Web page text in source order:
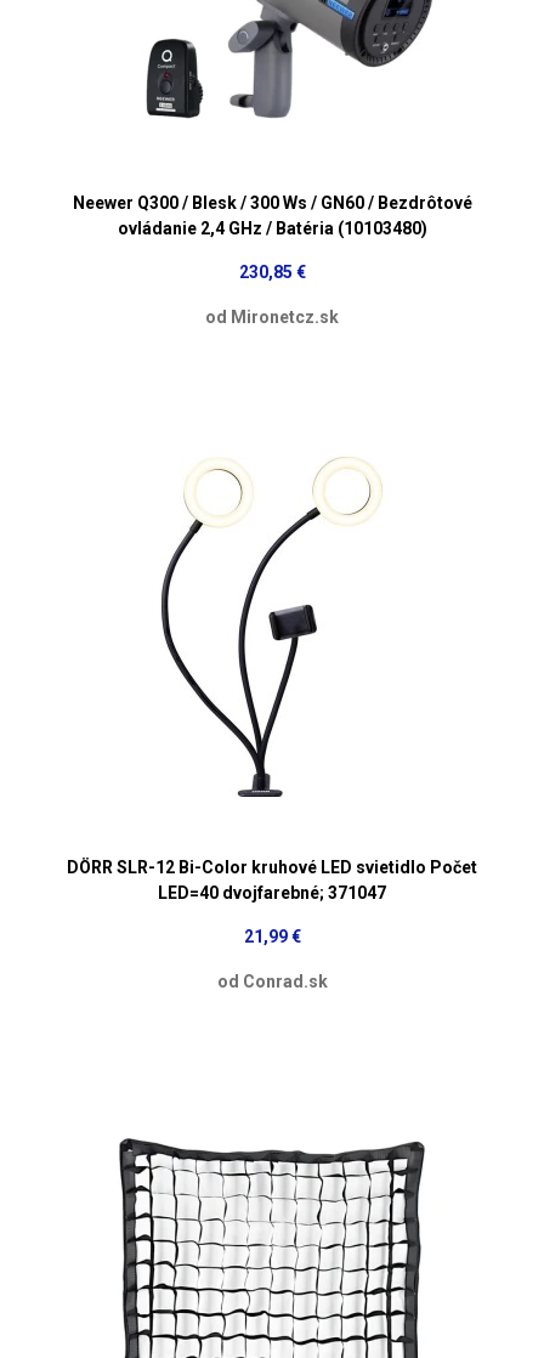
Neewer Q300 / Blesk / 300 Ws / GN60 / Bezdrôtové
ovládanie 2,4 GHz / Batéria (10103480)
230,85 €
od Mironetcz.sk
DÖRR SLR-12 Bi-Color kruhové LED svietidlo Počet
LED=40 dvojfarebné; 371047
21,99 €
od Conrad.sk